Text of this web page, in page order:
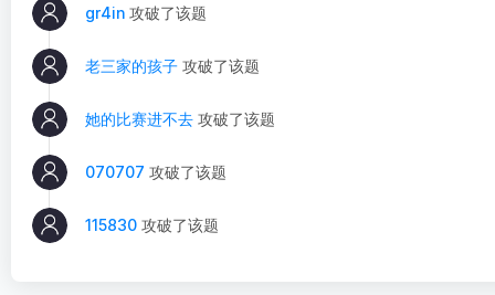
gr4in 攻破了该题
老三家的孩子 攻破了该题
她的比赛进不去 攻破了该题
070707 攻破了该题
115830 攻破了该题